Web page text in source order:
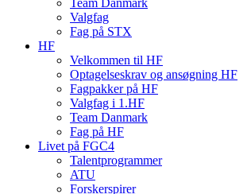
Team Danmark
Valgfag
Fag på STX
HF
Velkommen til HF
Optagelseskrav og ansøgning HF
Fagpakker på HF
Valgfag i 1.HF
Team Danmark
Fag på HF
Livet på FGC4
Talentprogrammer
ATU
Forskerspirer